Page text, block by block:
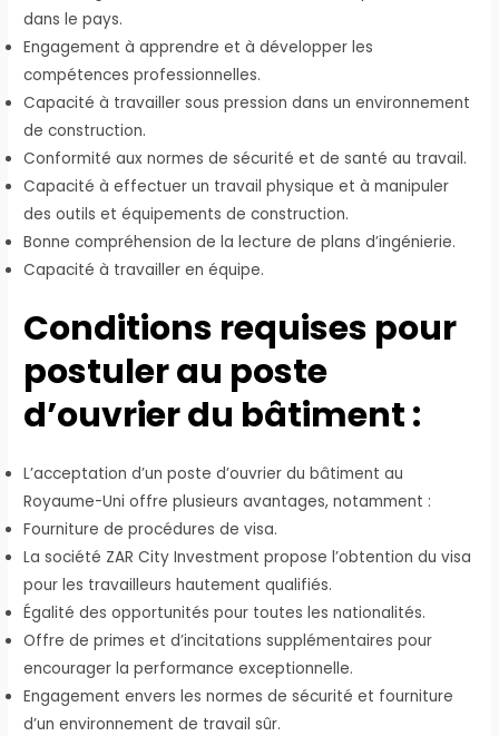
dans le pays.
Engagement à apprendre et à développer les
compétences professionnelles.
Capacité à travailler sous pression dans un environnement
de construction.
Conformité aux normes de sécurité et de santé au travail.
Capacité à effectuer un travail physique et à manipuler
des outils et équipements de construction.
Bonne compréhension de la lecture de plans d’ingénierie.
Capacité à travailler en équipe.
Conditions requises pour
postuler au poste
d’ouvrier du bâtiment :
L’acceptation d’un poste d’ouvrier du bâtiment au
Royaume-Uni offre plusieurs avantages, notamment :
Fourniture de procédures de visa.
La société ZAR City Investment propose l’obtention du visa
pour les travailleurs hautement qualifiés.
Égalité des opportunités pour toutes les nationalités.
Offre de primes et d’incitations supplémentaires pour
encourager la performance exceptionnelle.
Engagement envers les normes de sécurité et fourniture
d’un environnement de travail sûr.